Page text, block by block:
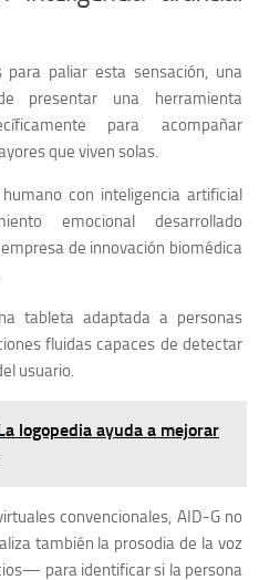
para paliar esta sensación, una
presentar una herramienta
para acompañar
que viven solas.
con inteligencia artificial
emocional desarrollado
de innovación biomédica
tableta adaptada a personas
fluidas capaces de detectar
usuario.
logopedia ayuda a mejorar
convencionales, AID-G no
también la prosodia de la voz
para identificar si la persona